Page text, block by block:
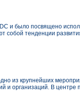
и было посвящено
собой тенденции
из крупнейших
и организаций. В центре